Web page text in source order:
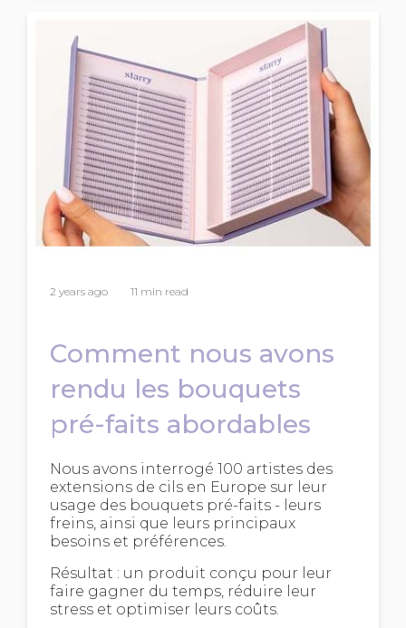
2 years ago 11 min read
Comment nous avons
rendu les bouquets
pré-faits abordables
Nous avons interrogé 100 artistes des
extensions de cils en Europe sur leur
usage des bouquets pré-faits - leurs
freins, ainsi que leurs principaux
besoins et préférences.
Résultat : un produit conçu pour leur
faire gagner du temps, réduire leur
stress et optimiser leurs coûts.